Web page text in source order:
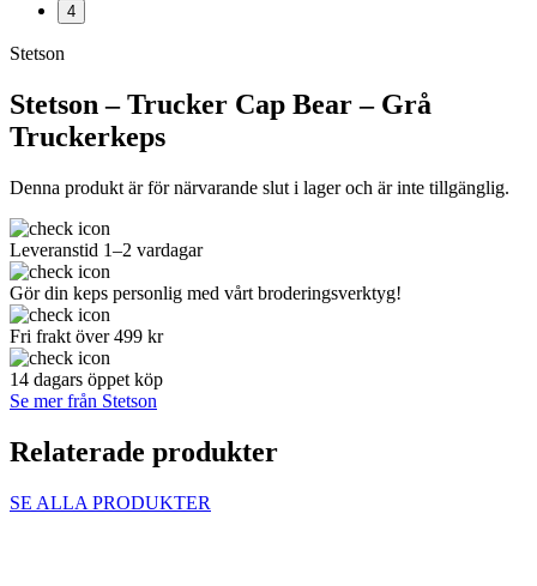
4
Stetson
Stetson – Trucker Cap Bear – Grå
Truckerkeps
Denna produkt är för närvarande slut i lager och är inte tillgänglig.
Leveranstid 1–2 vardagar
Gör din keps personlig med vårt broderingsverktyg!
Fri frakt över 499 kr
14 dagars öppet köp
Se mer från Stetson
Relaterade produkter
SE ALLA PRODUKTER